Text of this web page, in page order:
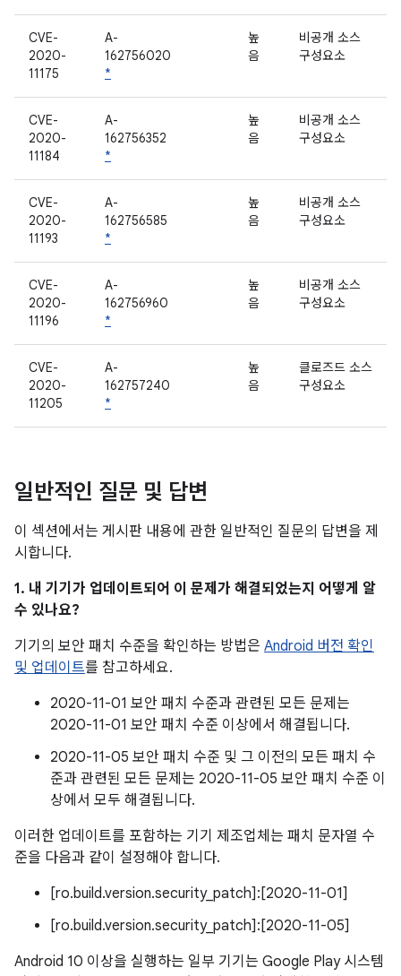
CVE-
2020-
11175
A-
162756020
*
높
음
비공개 소스
구성요소
CVE-
2020-
11184
A-
162756352
*
높
음
비공개 소스
구성요소
CVE-
2020-
11193
A-
162756585
*
높
음
비공개 소스
구성요소
CVE-
2020-
11196
A-
162756960
*
높
음
비공개 소스
구성요소
CVE-
2020-
11205
A-
162757240
*
높
음
클로즈드 소스
구성요소
일반적인 질문 및 답변
이 섹션에서는 게시판 내용에 관한 일반적인 질문의 답변을 제
시합니다.
1. 내 기기가 업데이트되어 이 문제가 해결되었는지 어떻게 알
수 있나요?
기기의 보안 패치 수준을 확인하는 방법은 Android 버전 확인
및 업데이트를 참고하세요.
2020-11-01 보안 패치 수준과 관련된 모든 문제는
2020-11-01 보안 패치 수준 이상에서 해결됩니다.
2020-11-05 보안 패치 수준 및 그 이전의 모든 패치 수
준과 관련된 모든 문제는 2020-11-05 보안 패치 수준 이
상에서 모두 해결됩니다.
이러한 업데이트를 포함하는 기기 제조업체는 패치 문자열 수
준을 다음과 같이 설정해야 합니다.
[ro.build.version.security_patch]:[2020-11-01]
[ro.build.version.security_patch]:[2020-11-05]
Android 10 이상을 실행하는 일부 기기는 Google Play 시스템